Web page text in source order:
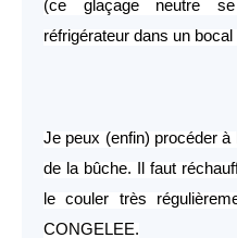
(ce glaçage neutre
réfrigérateur dans un bocal
Je peux (enfin) procéder à
de la bûche. Il faut
le couler très
CONGELEE.